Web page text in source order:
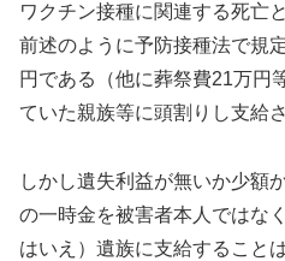
ワクチン接種に関連する死亡
前述のように予防接種法で規
円である（他に葬祭費21万円
ていた親族等に頭割りし支給さ
しかし遺失利益が無いか少額
の一時金を被害者本人ではな
はいえ）遺族に支給すること